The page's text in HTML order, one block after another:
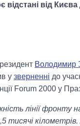
відстані від
Володимир
у зверненні до
Forum 2000 у
лінії фронту
тисячі